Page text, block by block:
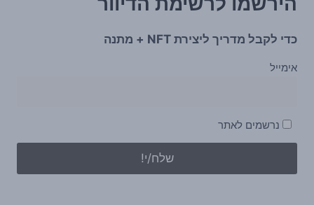
כדי לקבל מדריך ליצירת NFT + מתנה
אימייל
נרשמים לאתר